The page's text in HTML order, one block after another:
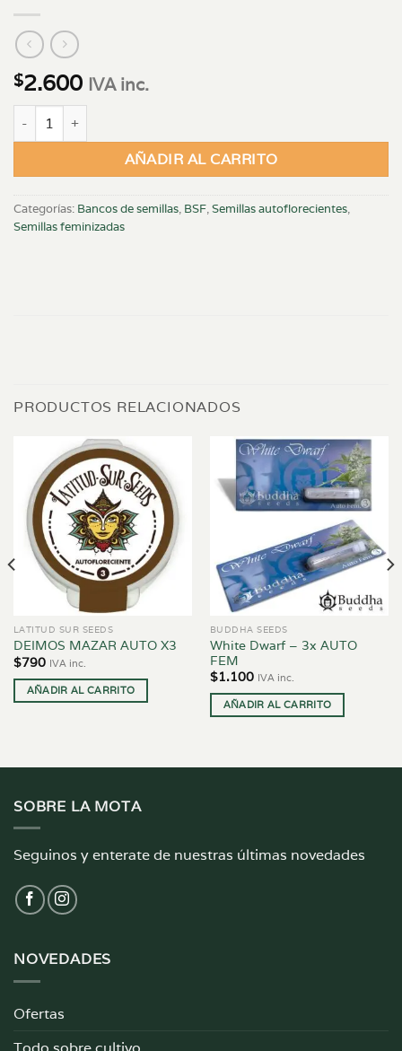
$2.600 IVA inc.
DEALER DEAL XXL AUTOMIX - X12 cantidad
AÑADIR AL CARRITO
Categorías: Bancos de semillas, BSF,Semillas autoflorecientes,
Semillas feminizadas
PRODUCTOS RELACIONADOS
LATITUD SUR SEEDS
DEIMOS MAZAR AUTO X3
$790 IVA inc.
AÑADIR AL CARRITO
BUDDHA SEEDS
White Dwarf – 3x AUTO
FEM
$1.100 IVA inc.
AÑADIR AL CARRITO
SOBRE LA MOTA
Seguinos y enterate de nuestras últimas novedades
NOVEDADES
Ofertas